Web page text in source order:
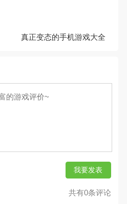
真正变态的手机游戏大全
我要发表
共有0条评论